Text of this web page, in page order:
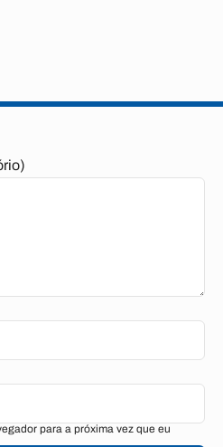
para a próxima vez que eu